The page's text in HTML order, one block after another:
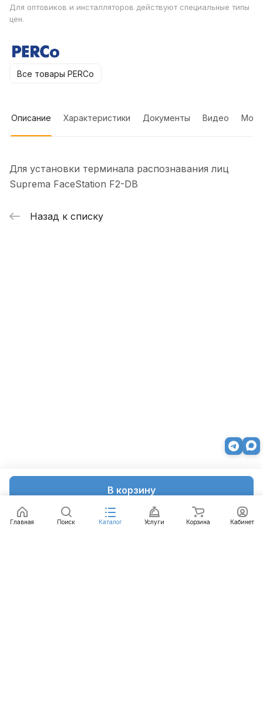
В корзину
Для оптовиков и инсталляторов действуют специальные типы
цен.
Все товары PERCo
Описание Характеристики Документы Видео
Для установки терминала распознавания лиц
Suprema FaceStation F2-DB
Назад к списку
Главная Поиск Каталог Услуги Корзина Кабинет